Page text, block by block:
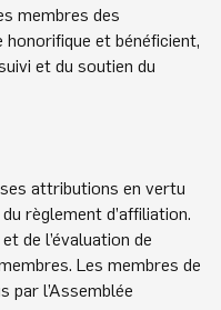
membres des
et bénéficient,
et du soutien du
attributions en vertu
règlement d’affiliation.
de l’évaluation de
Les membres de
par l’Assemblée